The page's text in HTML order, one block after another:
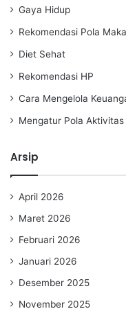
Gaya Hidup
Rekomendasi Pola
Diet Sehat
Rekomendasi HP
Cara Mengelola
Mengatur Pola Aktivitas
Arsip
April 2026
Maret 2026
Februari 2026
Januari 2026
Desember 2025
November 2025